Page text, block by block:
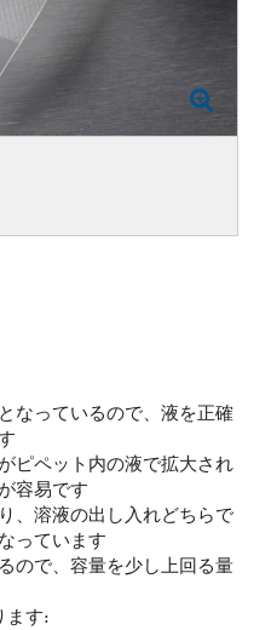
なっているので、液を正確
ピペット内の液で拡大され
容易です
、溶液の出し入れどちらで
っています
ので、容量を少し上回る量
ます: